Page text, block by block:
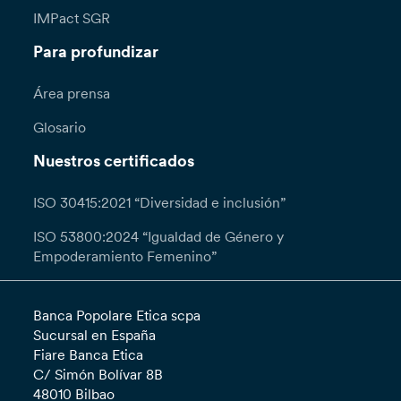
IMPact SGR
Para profundizar
Área prensa
Glosario
Nuestros certificados
ISO 30415:2021 “Diversidad e inclusión”
ISO 53800:2024 “Igualdad de Género y
Empoderamiento Femenino”
Banca Popolare Etica scpa
Sucursal en España
Fiare Banca Etica
C/ Simón Bolívar 8B
48010 Bilbao